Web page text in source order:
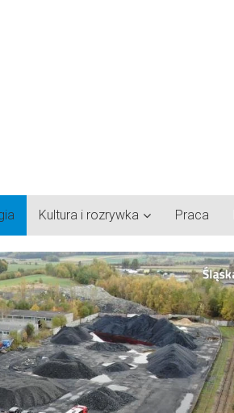
Kultura i rozrywka Praca